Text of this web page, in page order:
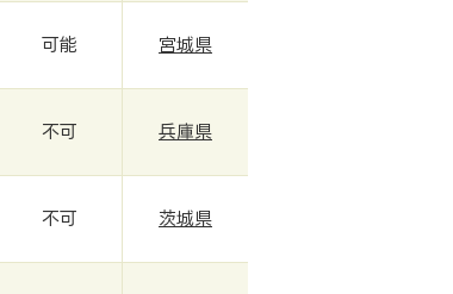
可能 宮城県
不可 兵庫県
不可 茨城県